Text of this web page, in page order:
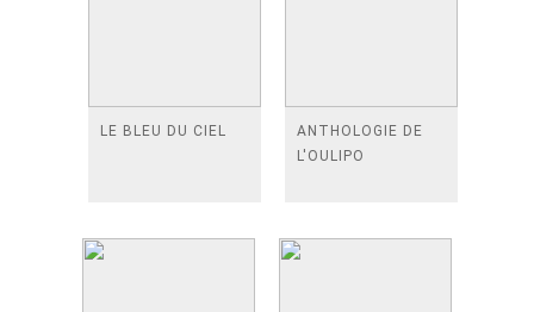
LE BLEU DU CIEL
ANTHOLOGIE DE
L'OULIPO